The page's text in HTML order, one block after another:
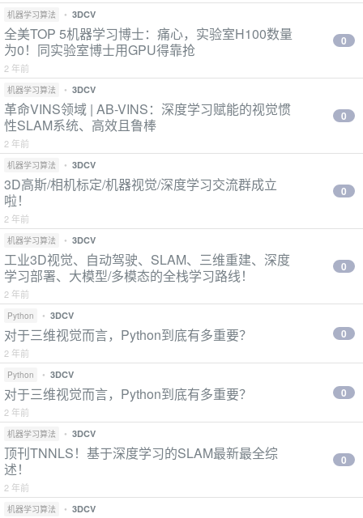
机器学习算法 • 3DCV
全美TOP 5机器学习博士：痛心，实验室H100数量
为0！同实验室博士用GPU得靠抢
2 年前
0
机器学习算法 • 3DCV
革命VINS领域 | AB-VINS：深度学习赋能的视觉惯
性SLAM系统、高效且鲁棒
2 年前
0
机器学习算法 • 3DCV
3D高斯/相机标定/机器视觉/深度学习交流群成立
啦！
2 年前
0
机器学习算法 • 3DCV
工业3D视觉、自动驾驶、SLAM、三维重建、深度
学习部署、大模型/多模态的全栈学习路线！
2 年前
0
Python • 3DCV
对于三维视觉而言，Python到底有多重要？
2 年前
0
Python • 3DCV
对于三维视觉而言，Python到底有多重要？
2 年前
0
机器学习算法 • 3DCV
顶刊TNNLS！基于深度学习的SLAM最新最全综
述！
2 年前
0
机器学习算法 • 3DCV